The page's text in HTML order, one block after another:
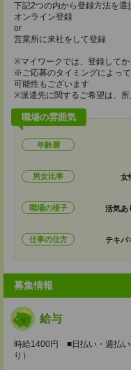
下記2つの内から登録方法を選
オンライン登録
or
営業所に来社をして登録
※マイワークでは、登録して
※ご応募のタイミングによっ
可能性もございます
※派遣先に関するご希望は、
職場の雰囲気
年齢層
男女比率 女
職場の様子 活気あ
仕事の仕方 テキパ
募集情報
給与
時給1400円 ■日払い・週払
り）